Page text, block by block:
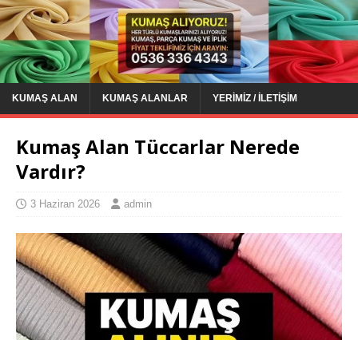
KUMAŞ ALAN KUMAŞ ALANLAR YERIMIZ / İLETIŞIM
Kumaş Alan Tüccarlar Nerede
Vardır?
3 Haziran 2026 admin